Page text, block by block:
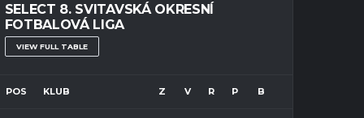
SELECT 8. SVITAVSKÁ OKRESNÍ
FOTBALOVÁ LIGA
VIEW FULL TABLE
POS KLUB Z V R P B